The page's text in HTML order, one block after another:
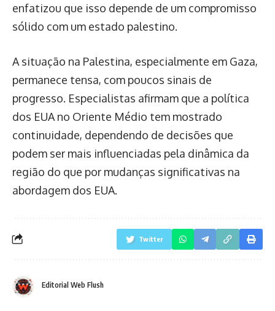
enfatizou que isso depende de um compromisso
sólido com um estado palestino.
A situação na Palestina, especialmente em Gaza,
permanece tensa, com poucos sinais de
progresso. Especialistas afirmam que a política
dos EUA no Oriente Médio tem mostrado
continuidade, dependendo de decisões que
podem ser mais influenciadas pela dinâmica da
região do que por mudanças significativas na
abordagem dos EUA.
Twitter
Editorial Web Flush